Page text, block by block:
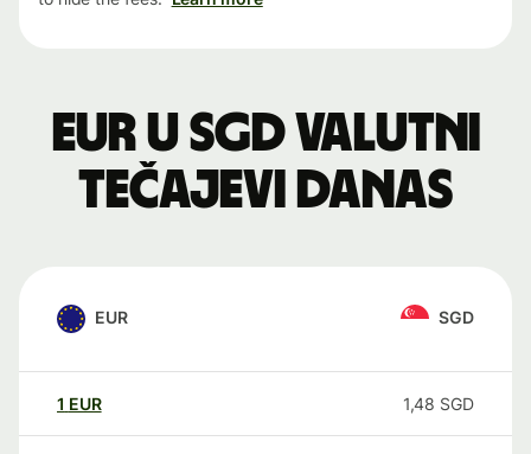
EUR u SGD valutni
tečajevi danas
EUR SGD
1 EUR 1,48 SGD